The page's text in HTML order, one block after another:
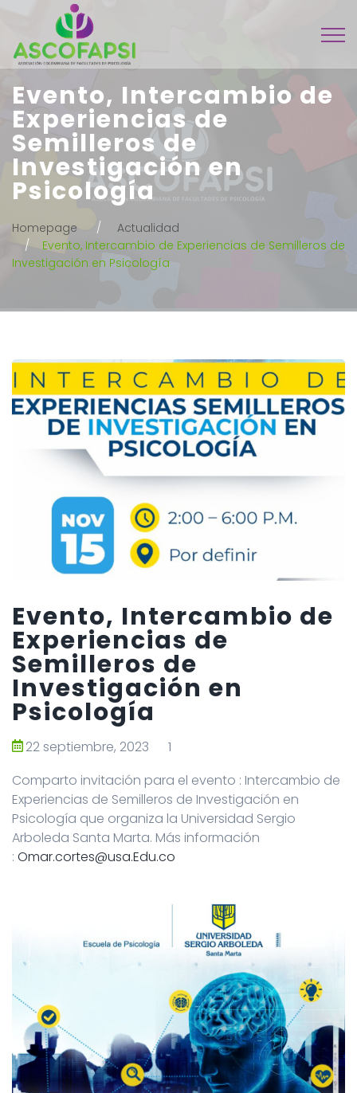
Evento, Intercambio de
Experiencias de
Semilleros de
Investigación en
Psicología
Homepage
Actualidad
Evento, Intercambio de Experiencias de Semilleros de
Investigación en Psicología
Evento, Intercambio de
Experiencias de
Semilleros de
Investigación en
Psicología
22 septiembre, 2023
1
Comparto invitación para el evento : Intercambio de
Experiencias de Semilleros de Investigación en
Psicología que organiza la Universidad Sergio
Arboleda Santa Marta. Más información
: Omar.cortes@usa.Edu.co